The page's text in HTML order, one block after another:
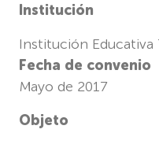
Institución
Institución Educativa
Fecha de convenio
Mayo de 2017
Objeto